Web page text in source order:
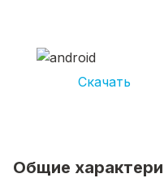
Скачать
Общие